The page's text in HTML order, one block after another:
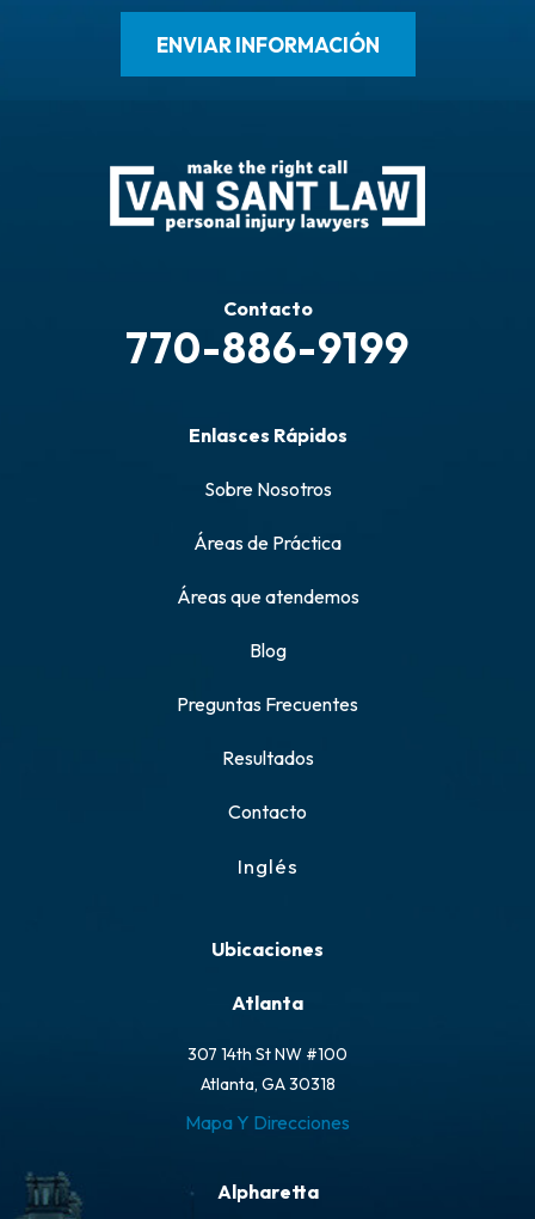
Contacto
770-886-9199
Enlasces Rápidos
Sobre Nosotros
Áreas de Práctica
Áreas que atendemos
Blog
Preguntas Frecuentes
Resultados
Contacto
Inglés
Ubicaciones
Atlanta
307 14th St NW #100
Atlanta, GA 30318
Mapa Y Direcciones
Alpharetta